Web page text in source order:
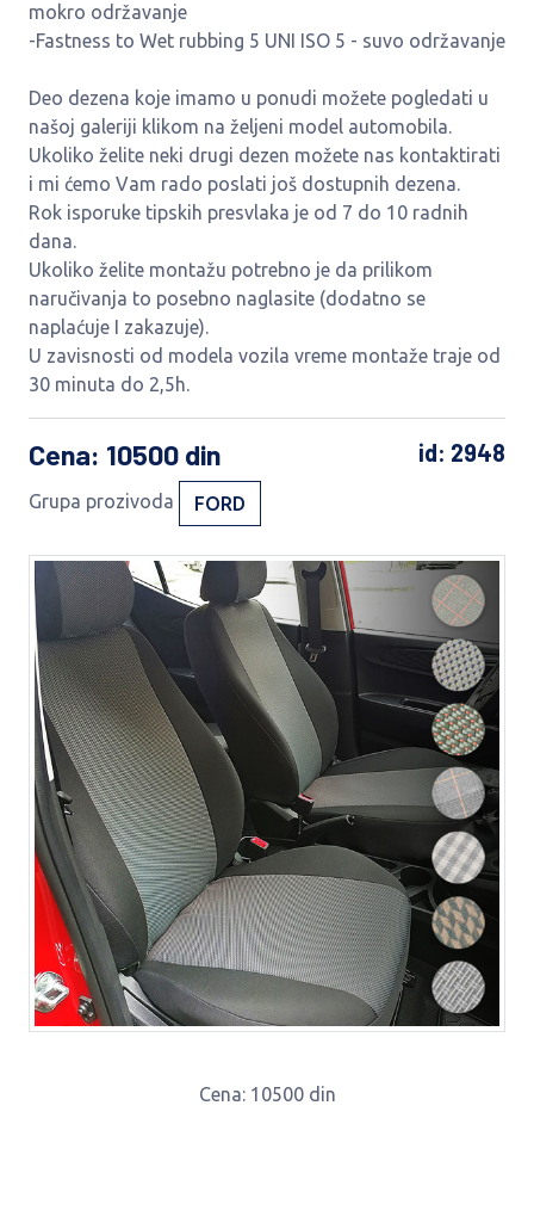
mokro održavanje
-Fastness to Wet rubbing 5 UNI ISO 5 - suvo održavanje
Deo dezena koje imamo u ponudi možete pogledati u
našoj galeriji klikom na željeni model automobila.
Ukoliko želite neki drugi dezen možete nas kontaktirati
i mi ćemo Vam rado poslati još dostupnih dezena.
Rok isporuke tipskih presvlaka je od 7 do 10 radnih
dana.
Ukoliko želite montažu potrebno je da prilikom
naručivanja to posebno naglasite (dodatno se
naplaćuje I zakazuje).
U zavisnosti od modela vozila vreme montaže traje od
30 minuta do 2,5h.
Cena: 10500 din id: 2948
Grupa prozivoda FORD
Cena: 10500 din